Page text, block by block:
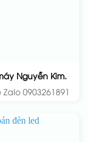
Nguyễn Kim.
Zalo 0903261891